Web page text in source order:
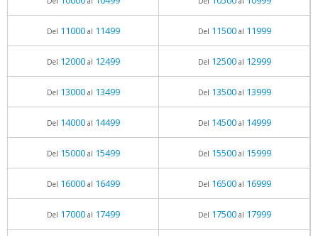
Del 11000al 11499 Del 11500al 11999
Del 12000al 12499 Del 12500al 12999
Del 13000al 13499 Del 13500al 13999
Del 14000al 14499 Del 14500al 14999
Del 15000al 15499 Del 15500al 15999
Del 16000al 16499 Del 16500al 16999
Del 17000al 17499 Del 17500al 17999